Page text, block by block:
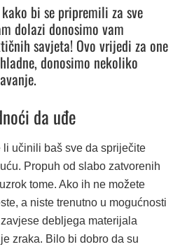
bi se pripremili za sve
dolazi donosimo vam
savjeta! Ovo vrijedi za one
donosimo nekoliko
da uđe
li učinili baš sve da spriječite
Propuh od slabo zatvorenih
tome. Ako ih ne možete
a niste trenutno u mogućnosti
debljega materijala
zraka. Bilo bi dobro da su